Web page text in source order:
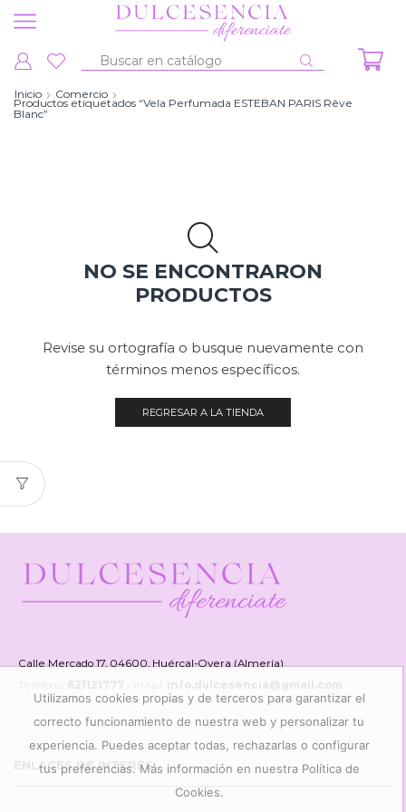
Entrada
búsqueda
Inicio Comercio
Productos etiquetados “Vela Perfumada ESTEBAN PARIS Rêve
Blanc”
NO SE ENCONTRARON
PRODUCTOS
Revise su ortografía o busque nuevamente con
términos menos específicos.
REGRESAR A LA TIENDA
Calle Mercado 17, 04600, Huércal-Overa (Almería)
Teléfono: 621121777 info.dulcesencia@gmail.com
ENLACES DE INTERÉS
Utilizamos cookies propias y de terceros para garantizar el
correcto funcionamiento de nuestra web y personalizar tu
experiencia. Puedes aceptar todas, rechazarlas o configurar
tus preferencias. Más información en nuestra Política de
Cookies.